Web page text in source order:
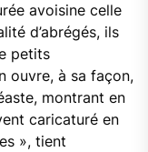
avoisine celle
d’abrégés, ils
petits
ouvre, à sa façon,
montrant en
caricaturé en
», tient